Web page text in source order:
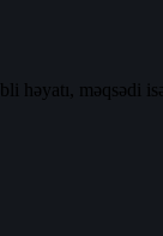
həyatı, məqsədi